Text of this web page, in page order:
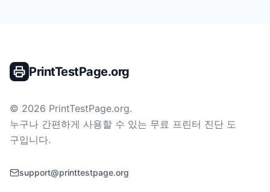
PrintTestPage.org
© 2026 PrintTestPage.org.
누구나 간편하게 사용할 수 있는 무료 프린터 진단 도
구입니다.
support@printtestpage.org